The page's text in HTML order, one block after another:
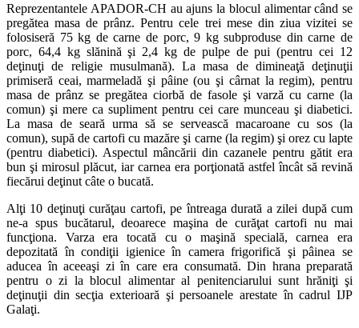
Reprezentantele APADOR-CH au ajuns la blocul alimentar când se
pregătea masa de prânz. Pentru cele trei mese din ziua vizitei se
folosiseră 75 kg de carne de porc, 9 kg subproduse din carne de
porc, 64,4 kg slănină şi 2,4 kg de pulpe de pui (pentru cei 12
deţinuţi de religie musulmană). La masa de dimineaţă deţinuţii
primiseră ceai, marmeladă şi pâine (ou şi cârnat la regim), pentru
masa de prânz se pregătea ciorbă de fasole şi varză cu carne (la
comun) şi mere ca supliment pentru cei care munceau şi diabetici.
La masa de seară urma să se servească macaroane cu sos (la
comun), supă de cartofi cu mazăre şi carne (la regim) şi orez cu lapte
(pentru diabetici). Aspectul mâncării din cazanele pentru gătit era
bun şi mirosul plăcut, iar carnea era porţionată astfel încât să revină
fiecărui deţinut câte o bucată.
Alţi 10 deţinuţi curăţau cartofi, pe întreaga durată a zilei după cum
ne-a spus bucătarul, deoarece maşina de curăţat cartofi nu mai
funcţiona. Varza era tocată cu o maşină specială, carnea era
depozitată în condiţii igienice în camera frigorifică şi pâinea se
aducea în aceeaşi zi în care era consumată. Din hrana preparată
pentru o zi la blocul alimentar al penitenciarului sunt hrăniţi şi
deţinuţii din secţia exterioară şi persoanele arestate în cadrul IJP
Galaţi.